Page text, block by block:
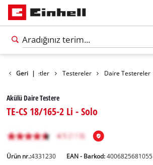
Geri |Aletler Testereler Daire Testereler
Akülü Daire Testere
TE-CS 18/165-2 Li - Solo
Ürün nr.:4331230 EAN - Barkod:4006825681055